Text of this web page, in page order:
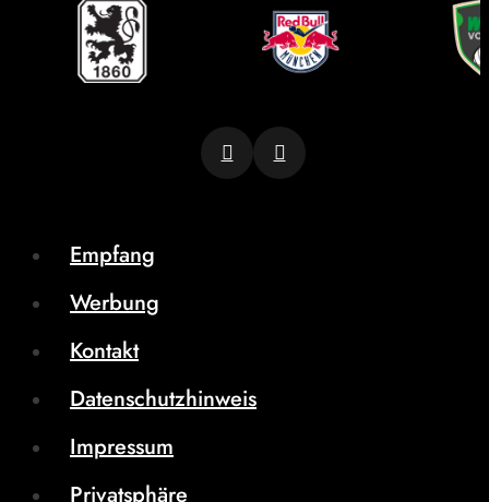
Empfang
Werbung
Kontakt
Datenschutzhinweis
Impressum
Privatsphäre